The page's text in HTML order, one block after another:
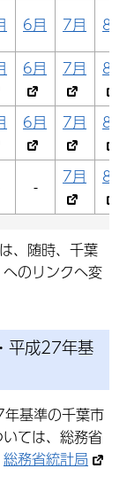
6月 7月
8月
6月 7月 8月
6月 7月 8月
- 7月 8月
、随時、千葉
のリンクへ変
平成27年基
基準の千葉市
ては、総務省
総務省統計局